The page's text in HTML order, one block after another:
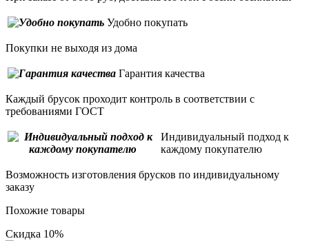
Удобно покупать
Покупки не выходя из дома
Гарантия качества
Каждый брусок проходит контроль в соответствии с
требованиями ГОСТ
Индивидуальный подход к
каждому покупателю
Возможность изготовления брусков по индивидуальному
заказу
Похожие товары
Скидка 10%